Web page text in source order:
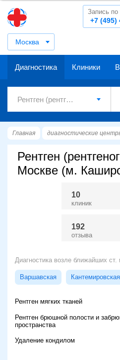
Москва
+7 (495)
Запись
Диагностика Клиники
Главная диагностические
Рентген
Москве (м.
10
клиник
192
отзыва
Диагностика возле ближайших ст.
Варшавская Кантемировская
Рентген мягких тканей
Рентген брюшной полости и
пространства
Удаление кондилом